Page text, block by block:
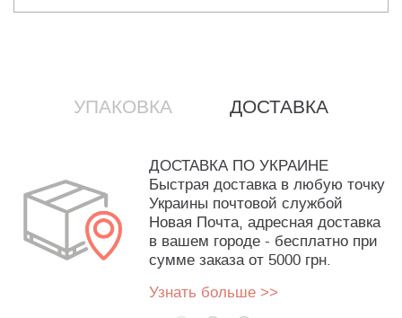
УПАКОВКА ДОСТАВКА
ДОСТАВКА ПО УКРАИНЕ
Быстрая доставка в любую точку
Украины почтовой службой
Новая Почта, адресная доставка
в вашем городе - бесплатно при
сумме заказа от 5000 грн.
Узнать больше >>